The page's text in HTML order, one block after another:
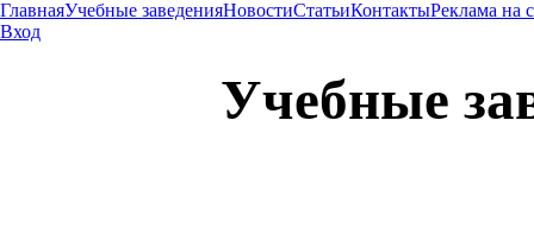
ГлавнаяУчебные заведенияНовостиСтатьиКонтактыРеклама на
Вход
Учебные